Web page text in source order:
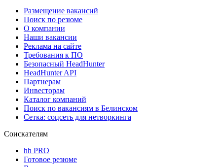
Размещение вакансий
Поиск по резюме
О компании
Наши вакансии
Реклама на сайте
Требования к ПО
Безопасный HeadHunter
HeadHunter API
Партнерам
Инвесторам
Каталог компаний
Поиск по вакансиям в Белинском
Сетка: соцсеть для нетворкинга
Соискателям
hh PRO
Готовое резюме